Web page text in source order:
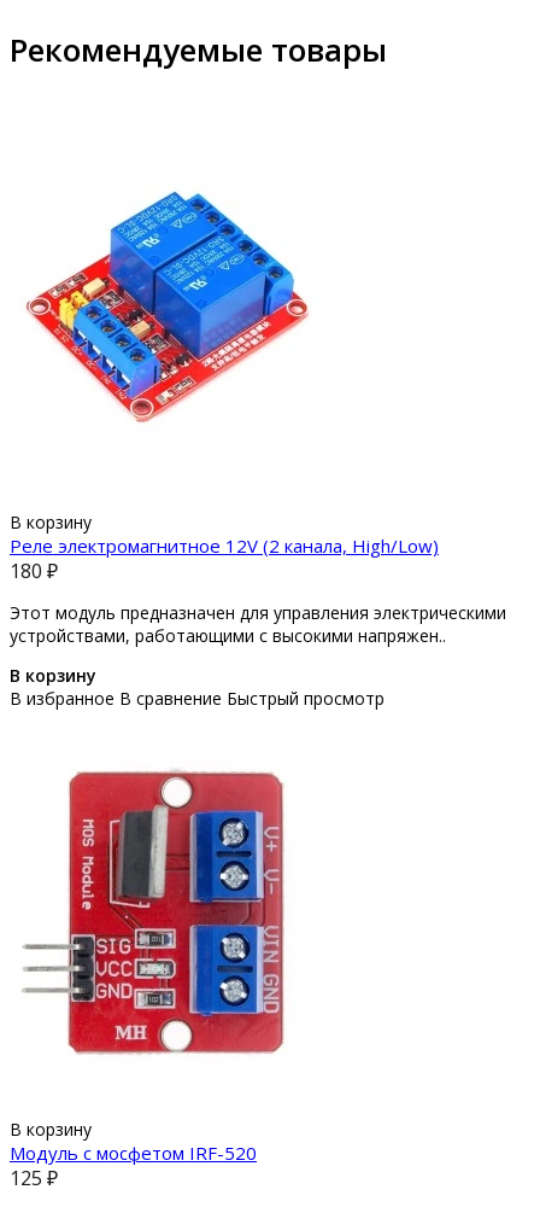
Рекомендуемые товары
В корзину
Реле электромагнитное 12V (2 канала, High/Low)
180 ₽
Этот модуль предназначен для управления электрическими
устройствами, работающими с высокими напряжен..
В корзину
В избранное В сравнение Быстрый просмотр
В корзину
Модуль с мосфетом IRF-520
125 ₽